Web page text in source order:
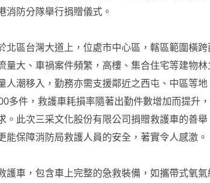
消防分隊舉行捐贈儀式。
北區台灣大道上，位處市中心區，轄區範圍橫跨
量大、車禍案件頻繁，高樓、集合住宅等建物
人潮移入，勤務亦需支援鄰近之西屯、中區等地
多件，救護車耗損率隨著出勤件數增加而提升
。此次三采文化股份有限公司捐贈救護車的善舉
能保障消防局救護人員的安全，著實令人感激。
護車，包含車上完整的急救裝備，如攜帶式氧